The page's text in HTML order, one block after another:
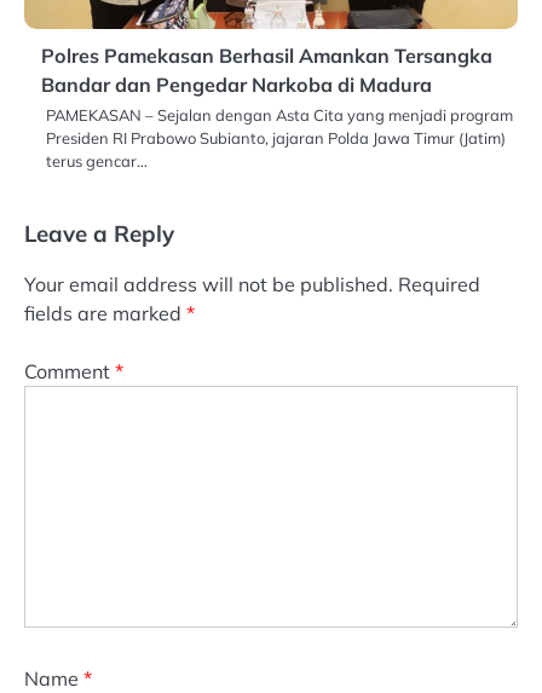
Polres Pamekasan Berhasil Amankan Tersangka
Bandar dan Pengedar Narkoba di Madura
PAMEKASAN – Sejalan dengan Asta Cita yang menjadi program
Presiden RI Prabowo Subianto, jajaran Polda Jawa Timur (Jatim)
terus gencar…
Leave a Reply
Your email address will not be published. Required
fields are marked *
Comment *
Name *